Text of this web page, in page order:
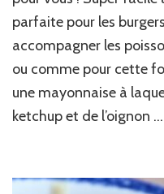
parfaite pour les
accompagner les
ou comme pour cette
une mayonnaise à
ketchup et de l’oignon …